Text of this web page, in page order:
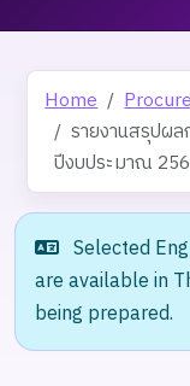
Home
รายงานสรุปผล
ปีงบประมาณ
Selected
are available in
being prepared.